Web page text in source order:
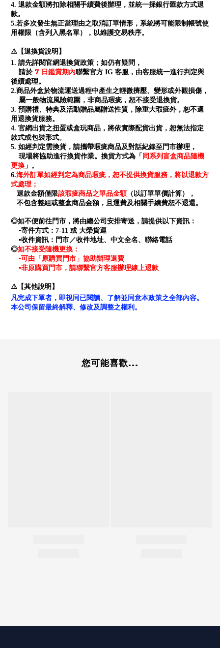
4. 退款金額將扣除相關手續費後辦理，並統一採銀行匯款方式退
款。
5.若多次發生無正當理由之取消訂單情形，系統將可能限制帳號使
用權限（含列入黑名單），以維護交易秩序。
⚠️【退換貨說明】
1. 請先詳閱官網退換貨政策；如仍有疑問，
請於 7 日鑑賞期內聯繫官方 IG 客服，由客服統一進行判定與
後續處理。
2.商品外盒於物流運送過程中產生之輕微擠壓、變形或外觀損傷，
屬一般物流風險範圍，非商品瑕疵，恕不接受退換貨。
3. 預購禮、特典及活動贈品屬贈送性質，除重大瑕疵外，恕不適
用退換貨服務。
4. 官網出貨之扭蛋或盒玩商品，將依實際配貨出貨，恕無法指定
款式或包裝形式。
5. 如經判定需換貨，請攜帶瑕疵商品及對話紀錄至門市辦理，
現場將協助進行換貨作業。換貨方式為「 同系列盲盒商品隨機
更換 」。
6.海外訂單如經判定為商品瑕疵，恕不提供換貨服務，將以退款方
式處理；
退款金額僅限該瑕疵商品之單品金額（以訂單單價計算），
不包含整組或整盒商品金額，且運費及相關手續費恕不退還。
◎如不便前往門市，將由總公司安排寄送，請提供以下資訊：
▪寄件方式：7-11 或 大榮貨運
▪收件資訊：門市／收件地址、中文全名、聯絡電話
◎如不接受隨機更換：
▪可由「原購買門市」協助辦理退費
▪非原購買門市，請聯繫官方客服辦理線上退款
⚠️【其他說明】
凡完成下單者，即視同已閱讀、了解並同意本政策之全部內容。
本公司保留最終解釋、修改及調整之權利。
您可能喜歡...